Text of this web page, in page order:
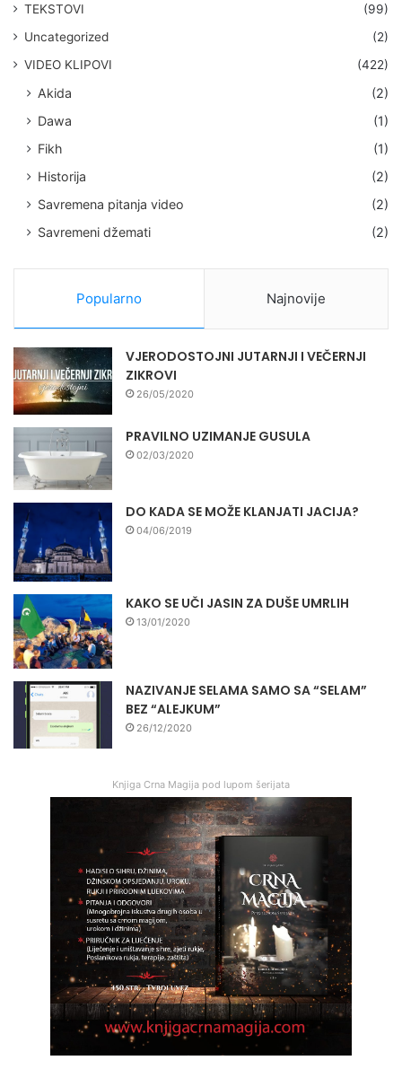
TEKSTOVI
(99)
Uncategorized
(2)
VIDEO KLIPOVI
(422)
Akida
(2)
Dawa
(1)
Fikh
(1)
Historija
(2)
Savremena pitanja video
(2)
Savremeni džemati
(2)
Popularno Najnovije
VJERODOSTOJNI JUTARNJI I VEČERNJI
ZIKROVI
26/05/2020
PRAVILNO UZIMANJE GUSULA
02/03/2020
DO KADA SE MOŽE KLANJATI JACIJA?
04/06/2019
KAKO SE UČI JASIN ZA DUŠE UMRLIH
13/01/2020
NAZIVANJE SELAMA SAMO SA “SELAM”
BEZ “ALEJKUM”
26/12/2020
Knjiga Crna Magija pod lupom šerijata